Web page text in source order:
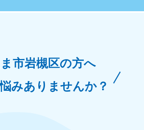
市岩槻区の方へ
みありませんか？